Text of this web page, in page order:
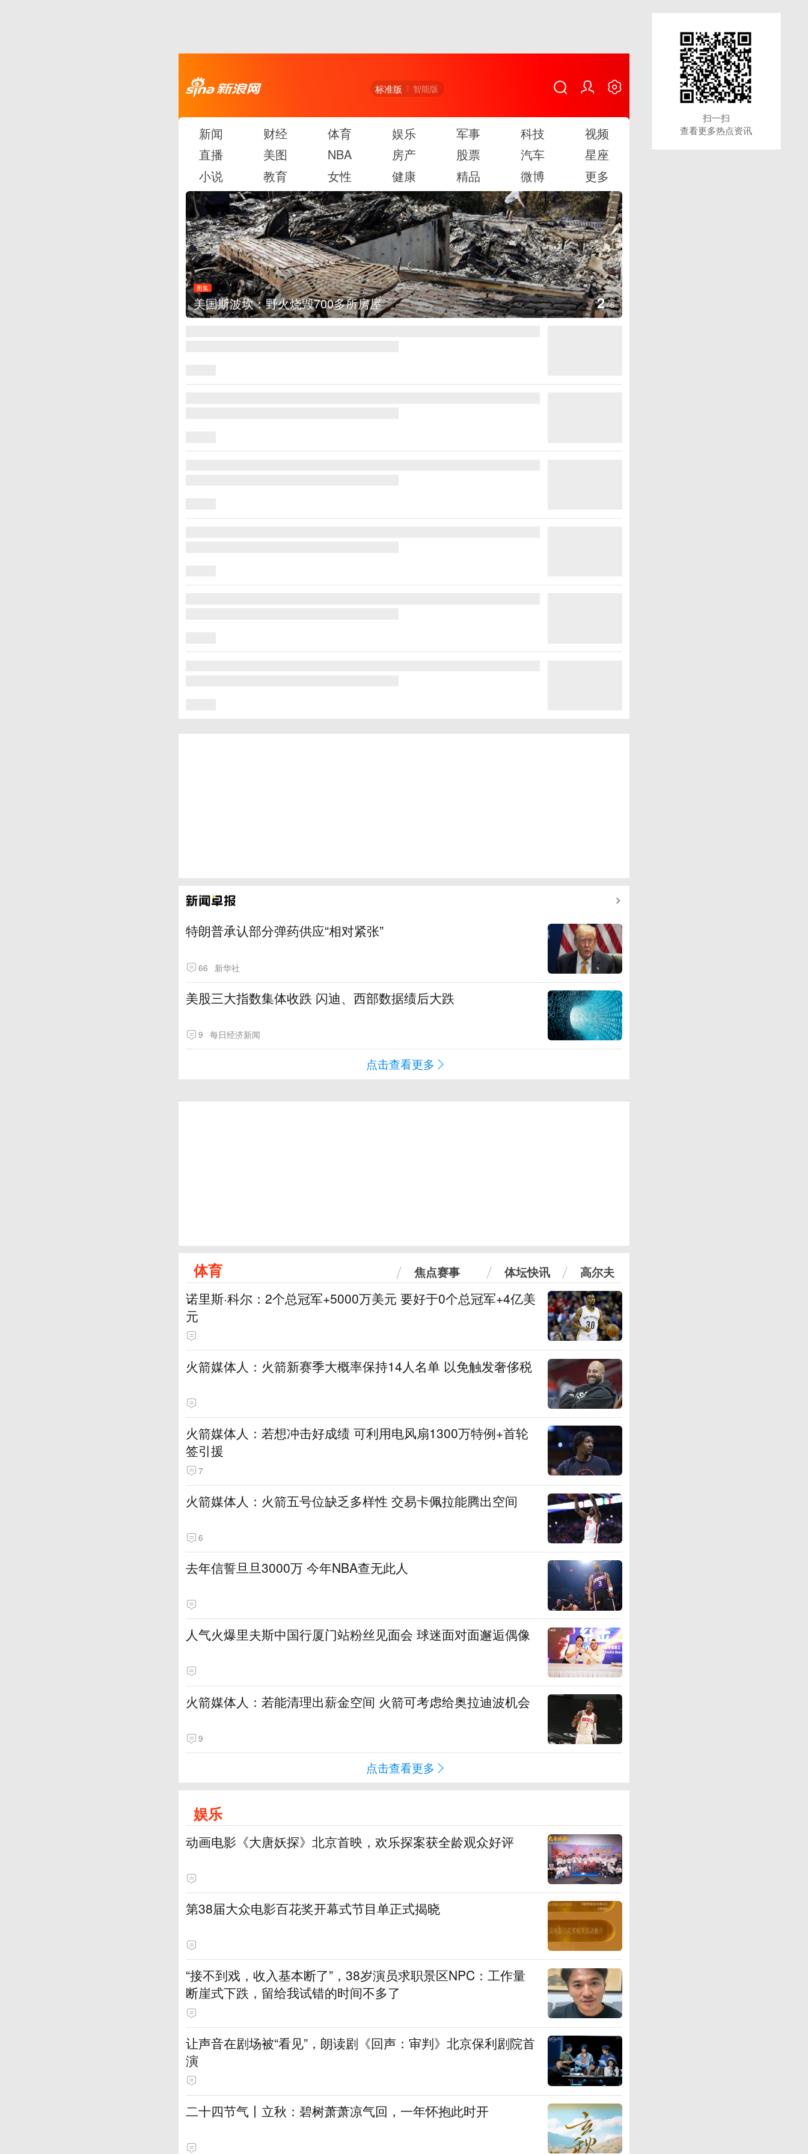
标准版 智能版
新闻 财经 体育 娱乐 军事 科技
视频
直播
美图 NBA 房产 股票 汽车
星座
小说
教育 女性 健康 精品 微博 更多
图集
叙利亚：大马士革发生爆炸 3/6
特朗普承认部分弹药供应“相对紧张”
66 新华社
美股三大指数集体收跌 闪迪、西部数据绩后大跌
9 每日经济新闻
点击查看更多
体育 焦点赛事 体坛快讯 高尔夫
诺里斯·科尔：2个总冠军+5000万美元 要好于0个总冠军+4亿美
元
火箭媒体人：火箭新赛季大概率保持14人名单 以免触发奢侈税
火箭媒体人：若想冲击好成绩 可利用电风扇1300万特例+首轮
签引援
7
火箭媒体人：火箭五号位缺乏多样性 交易卡佩拉能腾出空间
6
去年信誓旦旦3000万 今年NBA查无此人
人气火爆里夫斯中国行厦门站粉丝见面会 球迷面对面邂逅偶像
火箭媒体人：若能清理出薪金空间 火箭可考虑给奥拉迪波机会
9
点击查看更多
娱乐
动画电影《大唐妖探》北京首映，欢乐探案获全龄观众好评
第38届大众电影百花奖开幕式节目单正式揭晓
“接不到戏，收入基本断了”，38岁演员求职景区NPC：工作量
断崖式下跌，留给我试错的时间不多了
让声音在剧场被“看见”，朗读剧《回声：审判》北京保利剧院首
演
二十四节气丨立秋：碧树萧萧凉气回，一年怀抱此时开
扫一扫
查看更多热点资讯
扫一扫
查看更多热点资讯